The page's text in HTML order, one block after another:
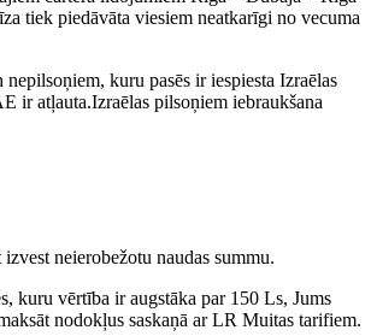
tiek piedāvāta viesiem neatkarīgi no vecuma
kuru pasēs ir iespiesta Izraēlas
ir atļauta.Izraēlas pilsoņiem iebraukšana
neierobežotu naudas summu.
kuru vērtība ir augstāka par 150 Ls, Jums
nodokļus saskaņā ar LR Muitas tarifiem.